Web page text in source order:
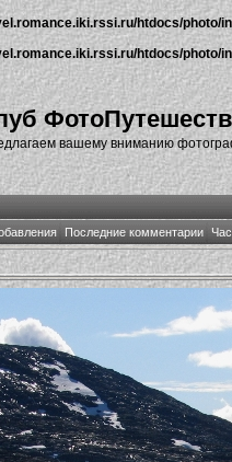
htdocs/photo/
htdocs/photo/
вашему вниманию
Последние комментарии